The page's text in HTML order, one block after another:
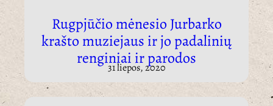
Rugpjūčio mėnesio Jurbarko
krašto muziejaus ir jo padalinių
renginiai ­­­­­­­­­­­­­­­­­­­­­­­­ir parodos
31 liepos, 2020